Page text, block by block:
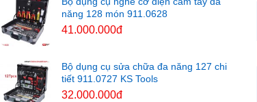
năng 128 món 911.0628
41.000.000đ
Bộ dụng cụ sửa chữa đa năng 127 chi
tiết 911.0727 KS Tools
32.000.000đ